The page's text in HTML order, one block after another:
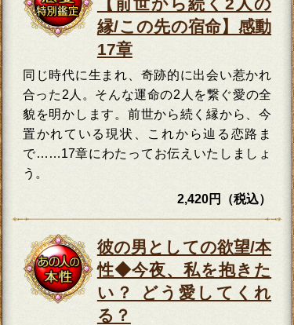
縁/この先の宿命】感動
17章
同じ時代に生まれ、奇跡的に出会い惹かれ
合った2人。そんな運命の2人を繋ぐ愛の全
貌を明かします。前世から続く縁から、今
置かれている現状、これから辿る恋路ま
で……17章にわたってお伝えいたしましょ
う。
2,420円（税込）
彼の男としての欲望/本
性◆今夜、私を抱きた
い？ どう愛してくれ
る？